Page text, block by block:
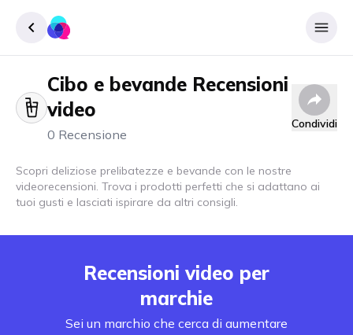
Accedere
Cibo e bevande Recensioni
video
0 Recensione
Condividi
Scopri deliziose prelibatezze e bevande con le nostre
videorecensioni. Trova i prodotti perfetti che si adattano ai
tuoi gusti e lasciati ispirare da altri consigli.
Recensioni video per
marchie
Sei un marchio che cerca di aumentare